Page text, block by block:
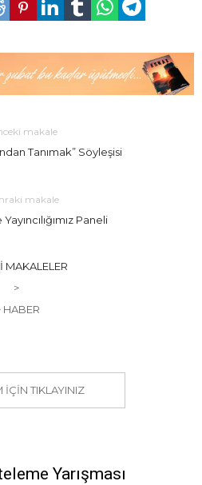
makale
Tanımak” Söyleşisi
makale
Paneli
MAKALELER
>
HABER
IÇIN TIKLAYINIZ
Yarışması